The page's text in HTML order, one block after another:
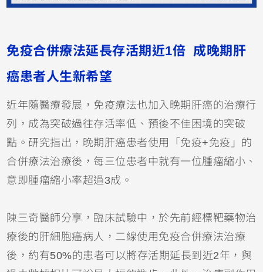
免疫合併療法延長存活期近1倍 成晚期肝
癌患者人生新希望
近年隨醫療發展，免疫療法也加入晚期肝癌的治療行
列，成為突破過往存活率低、預後不佳困境的突破
點。研究指出，晚期肝癌患者使用「免疫+免疫」的
合併療法治療後，每三位患者中就有一位腫瘤縮小、
意即腫瘤縮小率超過3成。
陳三奇醫師分享，臨床試驗中，於先前經標靶藥物治
療後的肝細胞癌病人，二線使用免疫合併療法治療
後，約有50%的患者可以將存活期延長到近2年，與